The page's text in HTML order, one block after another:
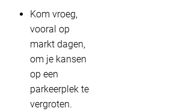
Kom vroeg,
vooral op
markt dagen,
om je kansen
op een
parkeerplek te
vergroten.